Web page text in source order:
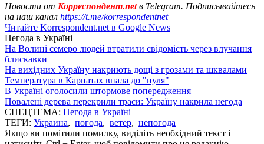
Новости от Корреспондент.netв Telegram. Подписывайтесь
на наш канал https://t.me/korrespondentnet
Читайте Korrespondent.net в Google News
Негода в Україні
На Волині семеро людей втратили свідомість через влучання
блискавки
На вихідних Україну накриють дощі з грозами та шквалами
Температура в Карпатах впала до "нуля"
В Україні оголосили штормове попередження
Повалені дерева перекрили траси: Україну накрила негода
СПЕЦТЕМА: Негода в Україні
ТЕГИ: Украина, погода, ветер, непогода
Якщо ви помітили помилку, виділіть необхідний текст і